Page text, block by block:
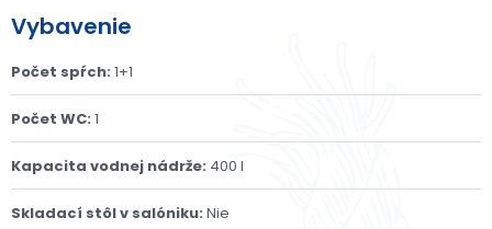
Vybavenie
Počet spŕch: 1+1
Počet WC: 1
Kapacita vodnej nádrže: 400 l
Skladací stôl v salóniku: Nie